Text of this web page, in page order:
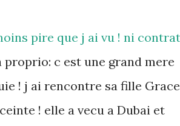
pire que j ai vu ! ni contrat
proprio: c est une grand mere
! j ai rencontre sa fille
! elle a vecu a Dubai et